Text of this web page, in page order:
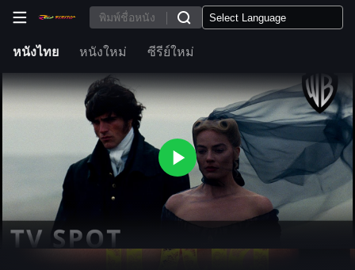
หนังไทย หนังใหม่ ซีรีย์ใหม่